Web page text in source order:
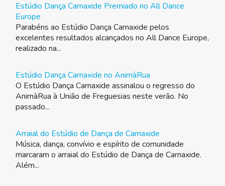
Estúdio Dança Carnaxide Premiado no All Dance
Europe
Parabéns ao Estúdio Dança Carnaxide pelos
excelentes resultados alcançados no All Dance Europe,
realizado na...
Estúdio Dança Carnaxide no AnimàRua
O Estúdio Dança Carnaxide assinalou o regresso do
AnimàRua à União de Freguesias neste verão. No
passado...
Arraial do Estúdio de Dança de Carnaxide
Música, dança, convívio e espírito de comunidade
marcaram o arraial do Estúdio de Dança de Carnaxide.
Além...